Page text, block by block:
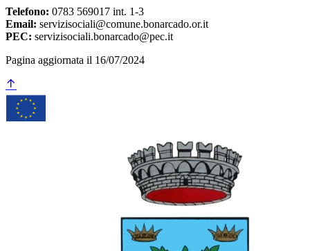
Telefono: 0783 569017 int. 1-3
Email: servizisociali@comune.bonarcado.or.it
PEC: servizisociali.bonarcado@pec.it
Pagina aggiornata il 16/07/2024